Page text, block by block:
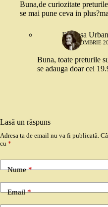
Buna,de curiozitate
se mai pune ceva in
Printesa
30 OCTOMBRIE
Buna, toate preturile
se adauga doar cei
Lasă un răspuns
Adresa ta de email nu va fi publicată.
cu *
Nume*
Email*